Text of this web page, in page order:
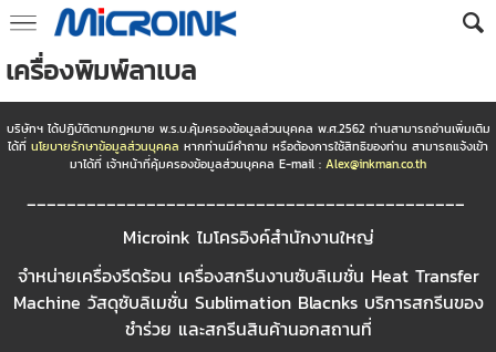
เครื่องพิมพ์ลาเบล
บริษัทฯ ได้ปฏิบัติตามกฏหมาย พ.ร.บ.คุ้มครองข้อมูลส่วนบุคคล พ.ศ.2562 ท่านสามารถอ่านเพิ่มเติม
ได้ที่ นโยบายรักษาข้อมูลส่วนบุคคล หากท่านมีคำถาม หรือต้องการใช้สิทธิของท่าน สามารถแจ้งเข้า
มาได้ที่ เจ้าหน้าที่คุ้มครองข้อมูลส่วนบุคคล E-mail : Alex@inkman.co.th
____________________________________________
Microink ไมโครอิงค์สำนักงานใหญ่
จำหน่ายเครื่องรีดร้อน เครื่องสกรีนงานซับลิเมชั่น Heat Transfer
Machine วัสดุซับลิเมชั่น Sublimation Blacnks บริการสกรีนของ
ชำร่วย และสกรีนสินค้านอกสถานที่